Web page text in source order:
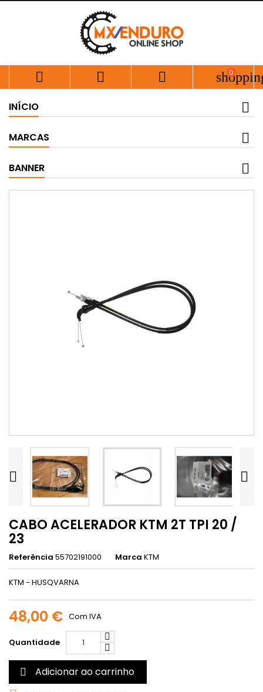
   0
INÍCIO
MARCAS
BANNER
 
CABO ACELERADOR KTM 2T TPI 20 /
23
Referência 55702191000 Marca KTM
KTM - HUSQVARNA
48,00 € Com IVA
Quantidade
 Adicionar ao carrinho